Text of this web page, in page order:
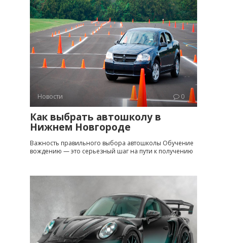
Новости 0
Как выбрать автошколу в
Нижнем Новгороде
Важность правильного выбора автошколы Обучение
вождению — это серьезный шаг на пути к получению